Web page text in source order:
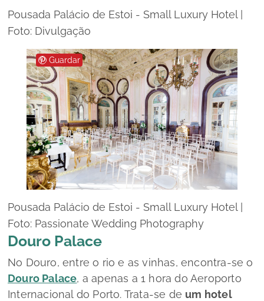
Pousada Palácio de Estoi - Small Luxury Hotel |
Foto: Divulgação
Guardar
Pousada Palácio de Estoi - Small Luxury Hotel |
Foto: Passionate Wedding Photography
Douro Palace
No Douro, entre o rio e as vinhas, encontra-se o
Douro Palace, a apenas a 1 hora do Aeroporto
Internacional do Porto. Trata-se de um hotel